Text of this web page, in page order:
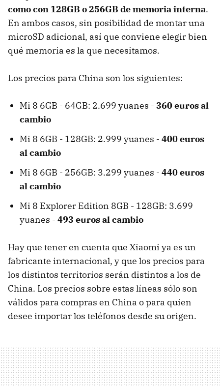
como con 128GB o 256GB de memoria interna.
En ambos casos, sin posibilidad de montar una
microSD adicional, así que conviene elegir bien
qué memoria es la que necesitamos.
Los precios para China son los siguientes:
Mi 8 6GB - 64GB: 2.699 yuanes - 360 euros al
cambio
Mi 8 6GB - 128GB: 2.999 yuanes - 400 euros
al cambio
Mi 8 6GB - 256GB: 3.299 yuanes - 440 euros
al cambio
Mi 8 Explorer Edition 8GB - 128GB: 3.699
yuanes - 493 euros al cambio
Hay que tener en cuenta que Xiaomi ya es un
fabricante internacional, y que los precios para
los distintos territorios serán distintos a los de
China. Los precios sobre estas líneas sólo son
válidos para compras en China o para quien
desee importar los teléfonos desde su origen.